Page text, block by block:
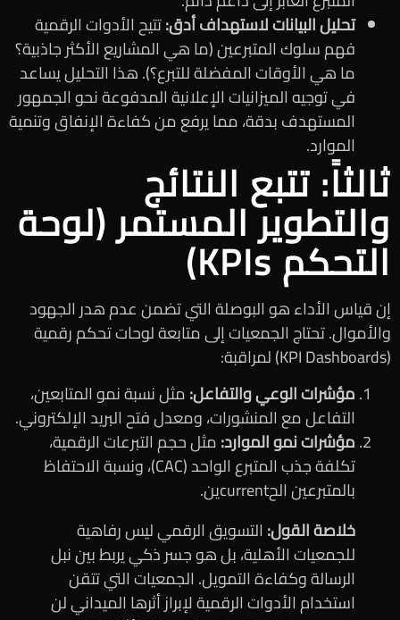
تحليل البيانات لاستهداف أدق:تتيح الأدوات الرقمية
فهم سلوك المتبرعين (ما هي المشاريع الأكثر جاذبية؟
ما هي الأوقات المفضلة للتبرع؟). هذا التحليل يساعد
في توجيه الميزانيات الإعلانية المدفوعة نحو الجمهور
المستهدف بدقة، مما يرفع من كفاءة الإنفاق وتنمية
الموارد.
ثالثاً: تتبع النتائج
والتطوير المستمر (لوحة
التحكم KPIs)
إن قياس الأداء هو البوصلة التي تضمن عدم هدر الجهود
والأموال. تحتاج الجمعيات إلى متابعة لوحات تحكم رقمية
(KPI Dashboards) لمراقبة:
مؤشرات الوعي والتفاعل:مثل نسبة نمو المتابعين،
التفاعل مع المنشورات، ومعدل فتح البريد الإلكتروني.
مؤشرات نمو الموارد:مثل حجم التبرعات الرقمية،
تكلفة جذب المتبرع الواحد (CAC)، ونسبة الاحتفاظ
بالمتبرعين الحcurrentين.
خلاصة القول: التسويق الرقمي ليس رفاهية
للجمعيات الأهلية، بل هو جسر ذكي يربط بين نبل
الرسالة وكفاءة التمويل. الجمعيات التي تتقن
استخدام الأدوات الرقمية لإبراز أثرها الميداني لن